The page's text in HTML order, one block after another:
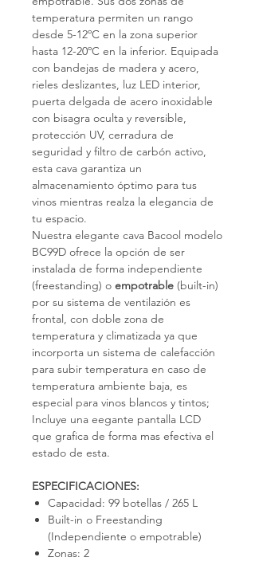
temperatura permiten un rango
desde 5-12ºC en la zona superior
hasta 12-20ºC en la inferior. Equipada
con bandejas de madera y acero,
rieles deslizantes, luz LED interior,
puerta delgada de acero inoxidable
con bisagra oculta y reversible,
protección UV, cerradura de
seguridad y filtro de carbón activo,
esta cava garantiza un
almacenamiento óptimo para tus
vinos mientras realza la elegancia de
tu espacio.
Nuestra elegante cava Bacool modelo
BC99D ofrece la opción de ser
instalada de forma independiente
(freestanding) o empotrable (built-in)
por su sistema de ventilazión es
frontal, con doble zona de
temperatura y climatizada ya que
incorporta un sistema de calefacción
para subir temperatura en caso de
temperatura ambiente baja, es
especial para vinos blancos y tintos;
Incluye una eegante pantalla LCD
que grafica de forma mas efectiva el
estado de esta.
ESPECIFICACIONES:
Capacidad: 99 botellas / 265 L
Built-in o Freestanding
(Independiente o empotrable)
Zonas: 2